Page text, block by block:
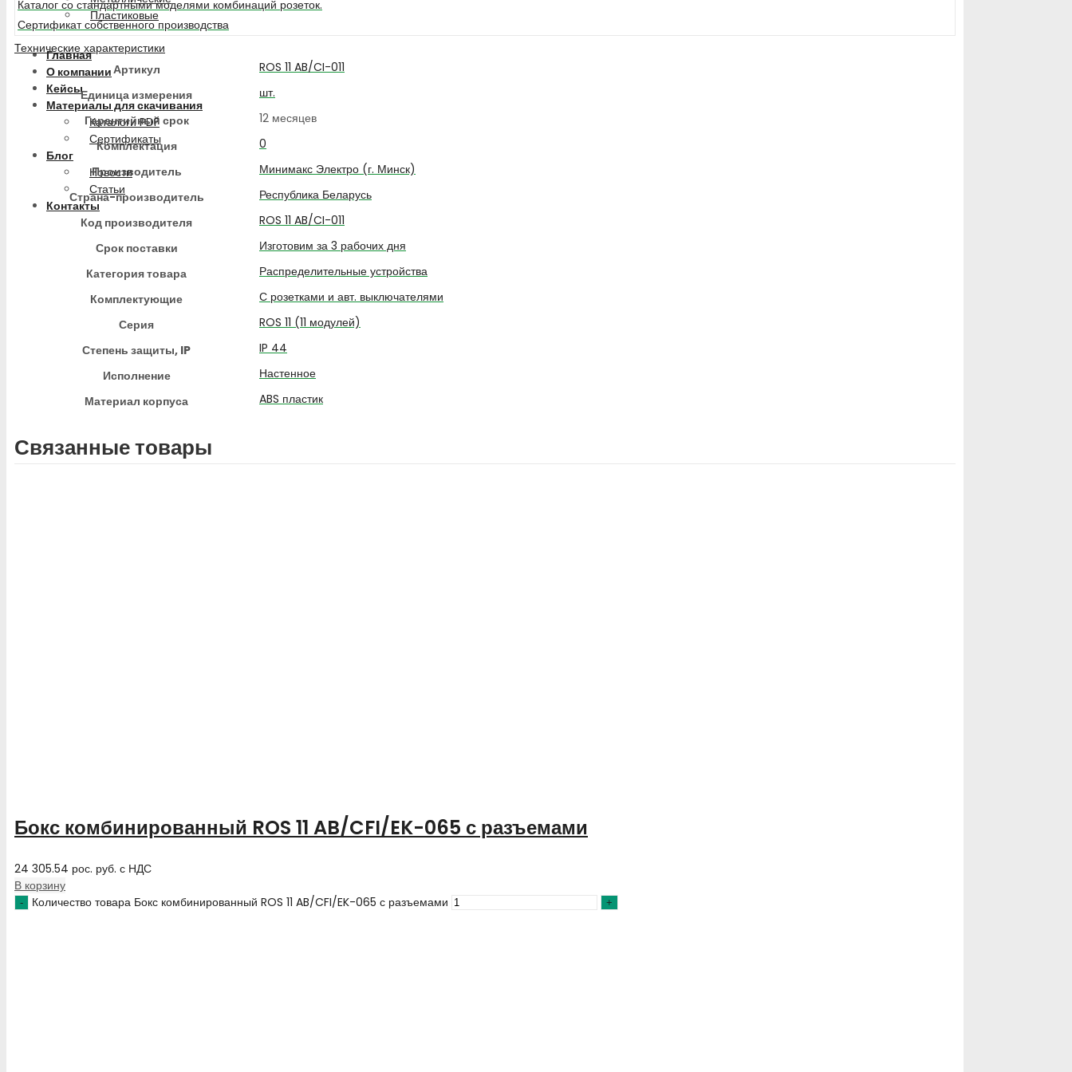
Пластиковые
Главная
О компании
Кейсы
Материалы для скачивания
Каталоги PDF
Сертификаты
Блог
Новости
Статьи
Контакты
Каталог со стандартными моделями комбинаций розеток.
Сертификат собственного производства
Технические характеристики
Артикул
ROS 11 AB/CI-011
Единица измерения
шт.
Гарантийный срок
12 месяцев
Комплектация
0
Производитель
Минимакс Электро (г. Минск)
Страна-производитель
Республика Беларусь
Код производителя
ROS 11 AB/CI-011
Срок поставки
Изготовим за 3 рабочих дня
Категория товара
Распределительные устройства
Комплектующие
С розетками и авт. выключателями
Серия
ROS 11 (11 модулей)
Степень защиты, IP
IP 44
Исполнение
Настенное
Материал корпуса
ABS пластик
Связанные товары
Бокс комбинированный ROS 11 AB/CFI/EK-065 с разъемами
24 305.54 рос. руб. с НДС
В корзину
Количество товара Бокс комбинированный ROS 11 AB/CFI/EK-065 с разъемами